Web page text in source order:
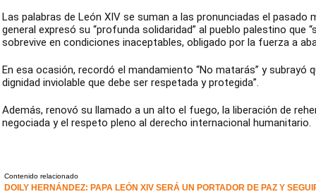
Las palabras de León XIV se suman a las pronunciadas el pasado
general expresó su “profunda solidaridad” al pueblo palestino que
sobrevive en condiciones inaceptables, obligado por la fuerza a
En esa ocasión, recordó el mandamiento “No matarás” y subrayó
dignidad inviolable que debe ser respetada y protegida”.
Además, renovó su llamado a un alto el fuego, la liberación de
negociada y el respeto pleno al derecho internacional humanitario.
Contenido relacionado
DOILY HERNÁNDEZ: PAPA LEÓN XIV SERÁ UN PORTADOR DE PAZ Y